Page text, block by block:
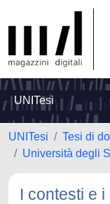
UNITesi
UNITesi
Tesi di
Università degli
I contesti e